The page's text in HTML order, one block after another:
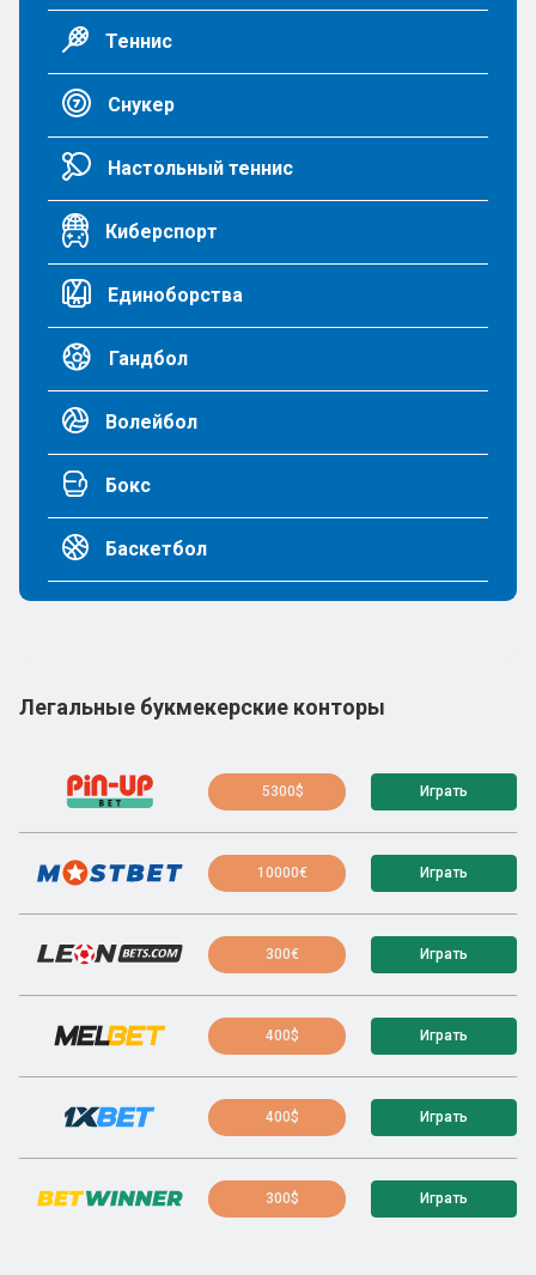
Теннис
Снукер
Настольный теннис
Киберспорт
Единоборства
Гандбол
Волейбол
Бокс
Баскетбол
Легальные букмекерские конторы
5300$ Играть
10000€ Играть
300€ Играть
400$ Играть
400$ Играть
300$ Играть